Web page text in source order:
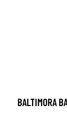
BALTIMORA